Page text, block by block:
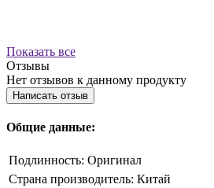
Показать все
Отзывы
Нет отзывов к данному продукту
Написать отзыв
Общие данные:
Подлинность: Оригинал
Страна производитель: Китай